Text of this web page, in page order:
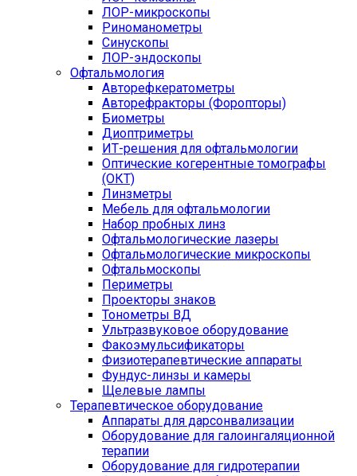
ЛОР-микроскопы
Риноманометры
Синускопы
ЛОР-эндоскопы
Офтальмология
Авторефкератометры
Авторефракторы (Форопторы)
Биометры
Диоптриметры
ИТ-решения для офтальмологии
Оптические когерентные томографы
(ОКТ)
Линзметры
Мебель для офтальмологии
Набор пробных линз
Офтальмологические лазеры
Офтальмологические микроскопы
Офтальмоскопы
Периметры
Проекторы знаков
Тонометры ВД
Ультразвуковое оборудование
Факоэмульсификаторы
Физиотерапевтические аппараты
Фундус-линзы и камеры
Щелевые лампы
Терапевтическое оборудование
Аппараты для дарсонвализации
Оборудование для галоингаляционной
терапии
Оборудование для гидротерапии